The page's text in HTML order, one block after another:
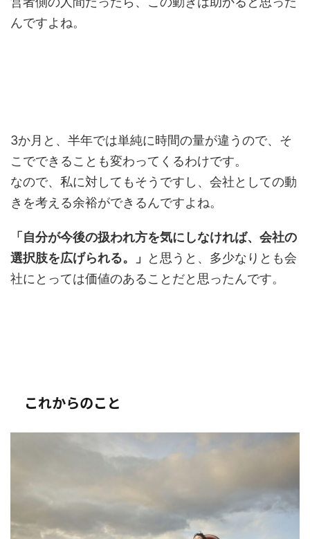
んですよね。
3か月と、半年では単純に時間の量が違うので、そ
こでできることも変わってくるわけです。
なので、私に対してもそうですし、会社としての動
きを考える余裕ができるんですよね。
「自分が今後の扱われ方を気にしなければ、会社の
選択肢を広げられる。」
と思うと、多少なりとも会
社にとっては価値のあることだと思ったんです。
これからのこと